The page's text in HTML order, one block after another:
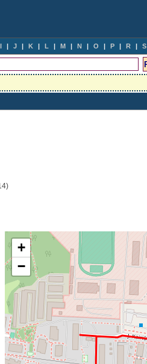
I J K L M N O P R S
+
−